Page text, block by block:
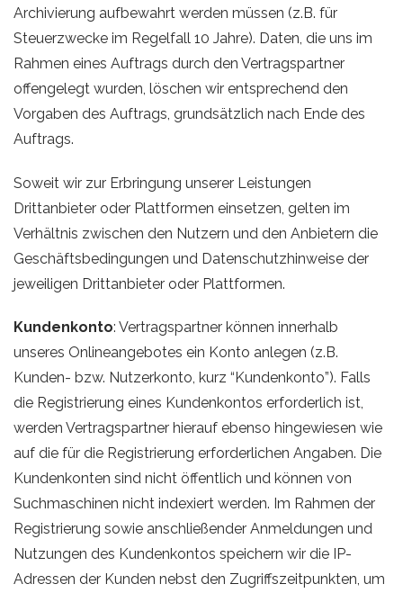
Archivierung aufbewahrt werden müssen (z.B. für
Steuerzwecke im Regelfall 10 Jahre). Daten, die uns im
Rahmen eines Auftrags durch den Vertragspartner
offengelegt wurden, löschen wir entsprechend den
Vorgaben des Auftrags, grundsätzlich nach Ende des
Auftrags.
Soweit wir zur Erbringung unserer Leistungen
Drittanbieter oder Plattformen einsetzen, gelten im
Verhältnis zwischen den Nutzern und den Anbietern die
Geschäftsbedingungen und Datenschutzhinweise der
jeweiligen Drittanbieter oder Plattformen.
Kundenkonto: Vertragspartner können innerhalb
unseres Onlineangebotes ein Konto anlegen (z.B.
Kunden- bzw. Nutzerkonto, kurz “Kundenkonto”). Falls
die Registrierung eines Kundenkontos erforderlich ist,
werden Vertragspartner hierauf ebenso hingewiesen wie
auf die für die Registrierung erforderlichen Angaben. Die
Kundenkonten sind nicht öffentlich und können von
Suchmaschinen nicht indexiert werden. Im Rahmen der
Registrierung sowie anschließender Anmeldungen und
Nutzungen des Kundenkontos speichern wir die IP-
Adressen der Kunden nebst den Zugriffszeitpunkten, um